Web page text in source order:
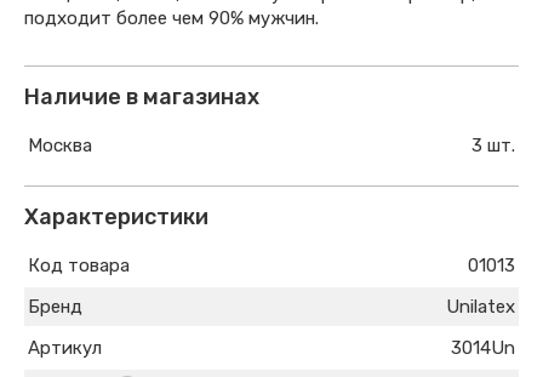
подходит более чем 90% мужчин.
Наличие в магазинах
Москва 3 шт.
Характеристики
Код товара
01013
Бренд
Unilatex
Артикул
3014Un